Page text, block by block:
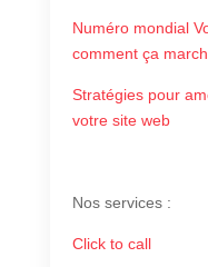
Numéro mondial
comment ça
Stratégies pour
votre site web
Nos services :
Click to call